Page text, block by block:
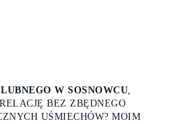
W SOSNOWCU,
BEZ ZBĘDNEGO
UŚMIECHÓW? MOIM